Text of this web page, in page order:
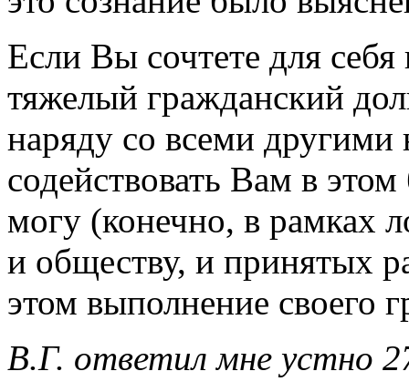
Если Вы сочтете для
тяжелый гражданский
наряду со всеми
содействовать Вам в
могу (конечно, в рамках
и обществу, и принятых
этом выполнение своего
В.Г. ответил мне устно